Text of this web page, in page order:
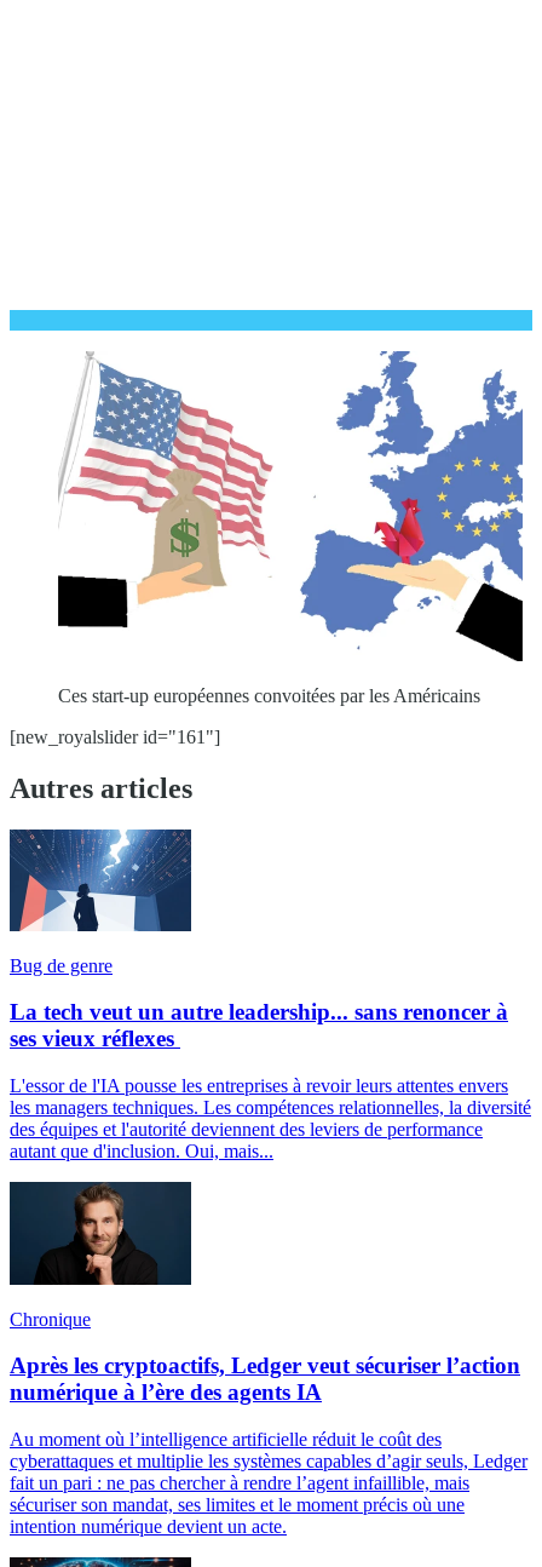
Ces start-up européennes convoitées par les Américains
[new_royalslider id="161"]
Autres articles
Bug de genre
La tech veut un autre leadership... sans renoncer à
ses vieux réflexes
L'essor de l'IA pousse les entreprises à revoir leurs attentes envers
les managers techniques. Les compétences relationnelles, la diversité
des équipes et l'autorité deviennent des leviers de performance
autant que d'inclusion. Oui, mais...
Chronique
Après les cryptoactifs, Ledger veut sécuriser l’action
numérique à l’ère des agents IA
Au moment où l’intelligence artificielle réduit le coût des
cyberattaques et multiplie les systèmes capables d’agir seuls, Ledger
fait un pari : ne pas chercher à rendre l’agent infaillible, mais
sécuriser son mandat, ses limites et le moment précis où une
intention numérique devient un acte.